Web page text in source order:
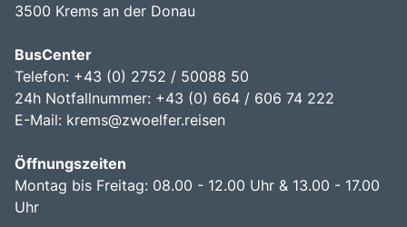
3500 Krems an der Donau
BusCenter
Telefon: +43 (0) 2752 / 50088 50
24h Notfallnummer: +43 (0) 664 / 606 74 222
E-Mail: krems@zwoelfer.reisen
Öffnungszeiten
Montag bis Freitag: 08.00 - 12.00 Uhr & 13.00 - 17.00
Uhr